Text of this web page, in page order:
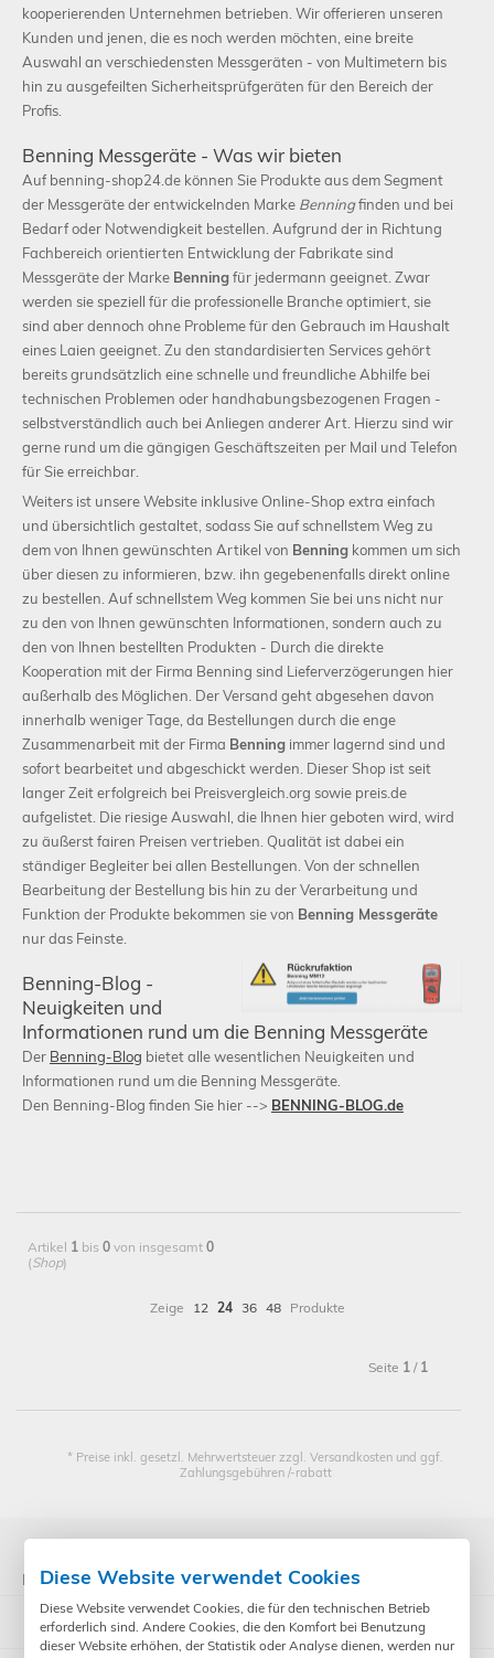
kooperierenden Unternehmen betrieben. Wir offerieren unseren
Kunden und jenen, die es noch werden möchten, eine breite
Auswahl an verschiedensten Messgeräten - von Multimetern bis
hin zu ausgefeilten Sicherheitsprüfgeräten für den Bereich der
Profis.
Benning Messgeräte - Was wir bieten
Auf benning-shop24.de können Sie Produkte aus dem Segment
der Messgeräte der entwickelnden Marke Benningfinden und bei
Bedarf oder Notwendigkeit bestellen. Aufgrund der in Richtung
Fachbereich orientierten Entwicklung der Fabrikate sind
Messgeräte der Marke Benningfür jedermann geeignet. Zwar
werden sie speziell für die professionelle Branche optimiert, sie
sind aber dennoch ohne Probleme für den Gebrauch im Haushalt
eines Laien geeignet. Zu den standardisierten Services gehört
bereits grundsätzlich eine schnelle und freundliche Abhilfe bei
technischen Problemen oder handhabungsbezogenen Fragen -
selbstverständlich auch bei Anliegen anderer Art. Hierzu sind wir
gerne rund um die gängigen Geschäftszeiten per Mail und Telefon
für Sie erreichbar.
Weiters ist unsere Website inklusive Online-Shop extra einfach
und übersichtlich gestaltet, sodass Sie auf schnellstem Weg zu
dem von Ihnen gewünschten Artikel von Benning kommen um sich
über diesen zu informieren, bzw. ihn gegebenenfalls direkt online
zu bestellen. Auf schnellstem Weg kommen Sie bei uns nicht nur
zu den von Ihnen gewünschten Informationen, sondern auch zu
den von Ihnen bestellten Produkten - Durch die direkte
Kooperation mit der Firma Benning sind Lieferverzögerungen hier
außerhalb des Möglichen. Der Versand geht abgesehen davon
innerhalb weniger Tage, da Bestellungen durch die enge
Zusammenarbeit mit der Firma Benning immer lagernd sind und
sofort bearbeitet und abgeschickt werden. Dieser Shop ist seit
langer Zeit erfolgreich bei Preisvergleich.org sowie preis.de
aufgelistet. Die riesige Auswahl, die Ihnen hier geboten wird, wird
zu äußerst fairen Preisen vertrieben. Qualität ist dabei ein
ständiger Begleiter bei allen Bestellungen. Von der schnellen
Bearbeitung der Bestellung bis hin zu der Verarbeitung und
Funktion der Produkte bekommen sie von Benning Messgeräte
nur das Feinste.
Benning-Blog -
Neuigkeiten und
Informationen rund um die Benning Messgeräte
Der Benning-Blog bietet alle wesentlichen Neuigkeiten und
Informationen rund um die Benning Messgeräte.
Den Benning-Blog finden Sie hier --> BENNING-BLOG.de
Artikel 1 bis 0 von insgesamt 0
(Shop)
Zeige 12 24 36 48 Produkte
Seite 1 / 1
* Preise inkl. gesetzl. Mehrwertsteuer zzgl. Versandkosten und ggf.
Zahlungsgebühren /-rabatt
Kategorien
ST - Gerätetester
Diese Website verwendet Cookies
Diese Website verwendet Cookies, die für den technischen Betrieb
erforderlich sind. Andere Cookies, die den Komfort bei Benutzung
dieser Website erhöhen, der Statistik oder Analyse dienen, werden nur